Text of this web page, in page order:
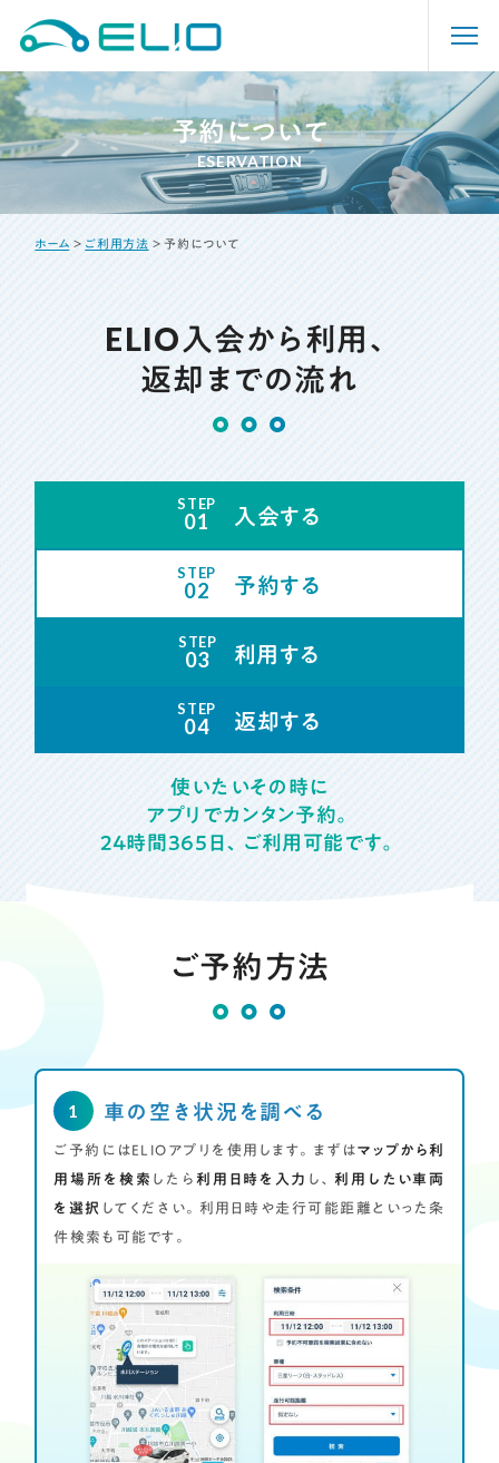
ホーム
ELIOについて
ご利用方法
料金プラン
ステーション
キャンペーン・特典
個人入会
法人入会
ELIO公式アプリの
ダウンロード（無料）
予約について
ESERVATION
ホーム ＞ ご利用方法 ＞予約について
ELIO入会から利用、
返却までの流れ
STEP
01 入会する
STEP
02 予約する
STEP
03 利用する
STEP
04 返却する
使いたいその時に
アプリでカンタン予約。
24時間365日、ご利用可能です。
ご予約方法
車の空き状況を調べる
ご予約にはELIOアプリを使用します。まずはマップから利
用場所を検索 したら 利用日時を入力 し、利用したい車両
を選択 してください。利用日時や走行可能距離といった条
件検索も可能です。